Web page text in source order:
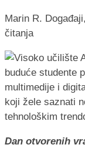
Marin R.
čitanja
Dan otvorenih